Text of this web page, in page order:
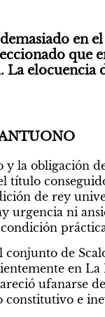
en
que
La elocuencia
y la obligación
título
de rey
urgencia ni
conjunto de
en
ufanarse
constitutivo e